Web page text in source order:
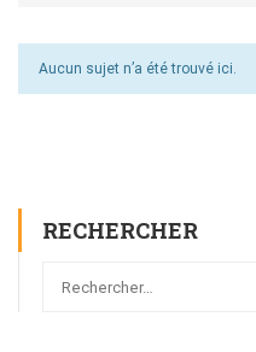
Aucun sujet n’a été trouvé ici.
RECHERCHER